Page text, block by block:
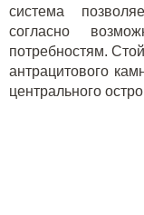
система
согласно
потребностям.
антрацитового
центрального